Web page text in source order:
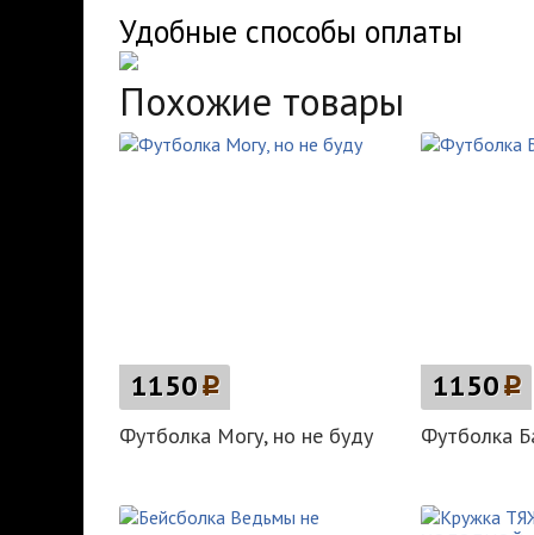
Удобные способы оплаты
Похожие товары
1150p
Футболка Могу, но не буду
1150p
Футболка